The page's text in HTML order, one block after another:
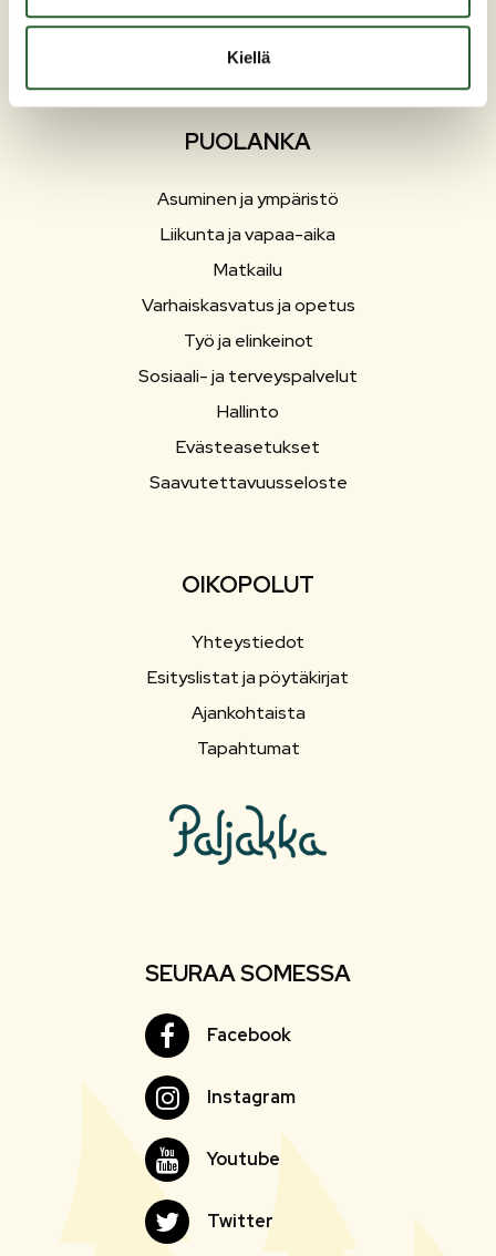
Kiellä
PUOLANKA
Asuminen ja ympäristö
Liikunta ja vapaa-aika
Matkailu
Varhaiskasvatus ja opetus
Työ ja elinkeinot
Sosiaali- ja terveyspalvelut
Hallinto
Evästeasetukset
Saavutettavuusseloste
OIKOPOLUT
Yhteystiedot
Esityslistat ja pöytäkirjat
Ajankohtaista
Tapahtumat
SEURAA SOMESSA
FacebookFacebook
InstagramInstagram
YoutubeYoutube
Twitter Twitter